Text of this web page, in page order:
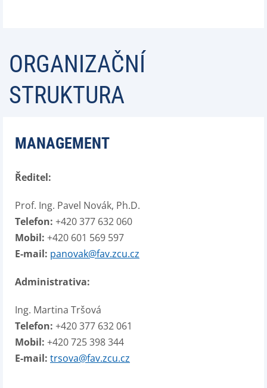
ORGANIZAČNÍ
STRUKTURA
MANAGEMENT
Ředitel:
Prof. Ing. Pavel Novák, Ph.D.
Telefon: +420 377 632 060
Mobil: +420 601 569 597
E-mail: panovak@fav.zcu.cz
Administrativa:
Ing. Martina Tršová
Telefon: +420 377 632 061
Mobil: +420 725 398 344
E-mail: trsova@fav.zcu.cz